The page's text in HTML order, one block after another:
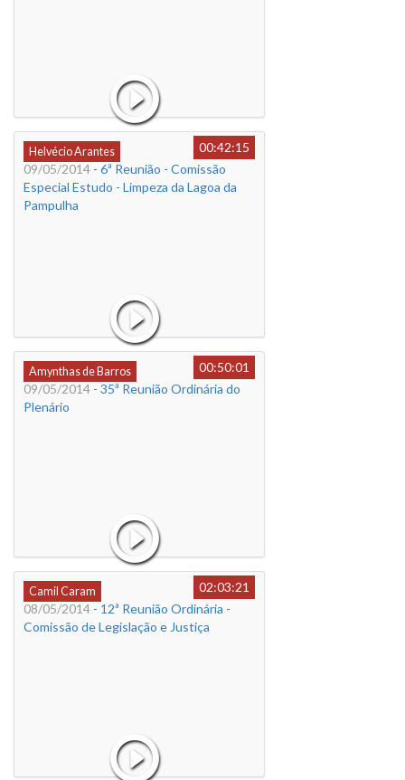
Helvécio Arantes
00:42:15
09/05/2014 - 6ª Reunião - Comissão
Especial Estudo - Limpeza da Lagoa da
Pampulha
Amynthas de Barros
00:50:01
09/05/2014 - 35ª Reunião Ordinária do
Plenário
Camil Caram
02:03:21
08/05/2014 - 12ª Reunião Ordinária -
Comissão de Legislação e Justiça